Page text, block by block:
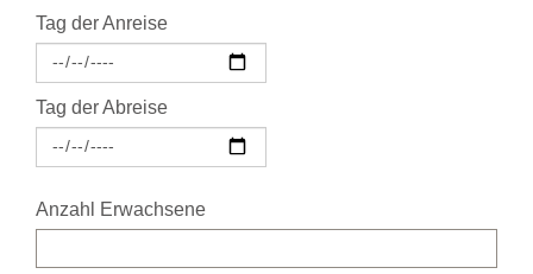
Tag der Anreise
Tag der Abreise
Anzahl Erwachsene